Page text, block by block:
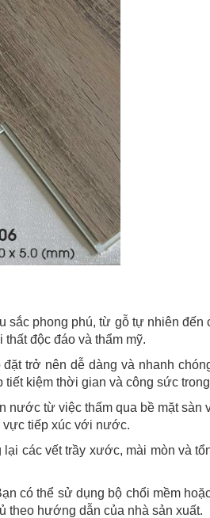
sắc phong phú, từ gỗ tự nhiên đến
độc đáo và thẩm mỹ.
trở nên dễ dàng và nhanh
kiệm thời gian và công sức
nước từ việc thấm qua bề mặt sàn
vực tiếp xúc với nước.
các vết trầy xước, mài mòn và
có thể sử dụng bộ chổi mềm
theo hướng dẫn của nhà sản xuất.